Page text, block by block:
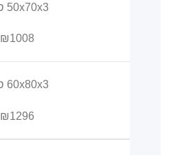
50x70x3 ס”מ
₪1008
60x80x3 ס”מ
₪1296